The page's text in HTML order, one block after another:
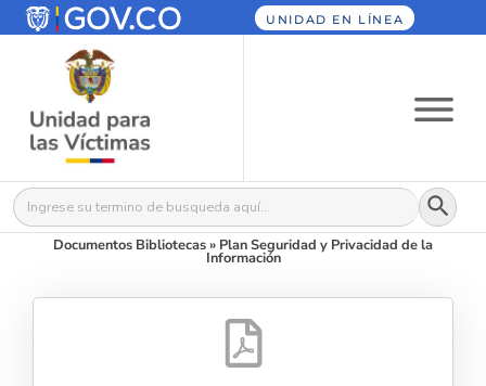
UNIDAD EN LÍNEA
Buscar: Botón
Documentos Bibliotecas» Plan Seguridad y Privacidad de la
Información